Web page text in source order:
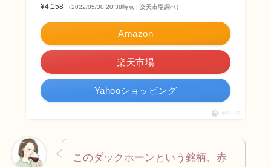
¥4,158 （2022/05/30 20:38時点 | 楽天市場調べ）
Amazon
楽天市場
Yahooショッピング
ポチップ
このダックホーンという銘柄、赤